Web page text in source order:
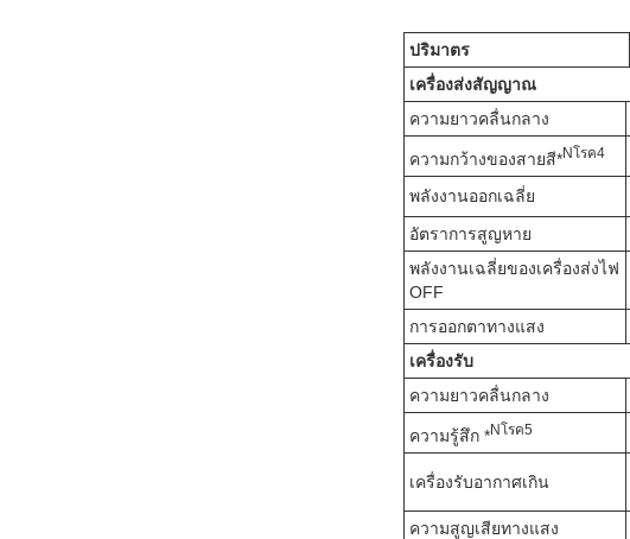
ปริมาตร
เครื่องส่งสัญญาณ
ความยาวคลื่นกลาง
ความกว้างของสายสี*Nโรค4
พลังงานออกเฉลี่ย
อัตราการสูญหาย
พลังงานเฉลี่ยของเครื่องส่งไฟ
OFF
การออกตาทางแสง
เครื่องรับ
ความยาวคลื่นกลาง
ความรู้สึก *Nโรค5
เครื่องรับอากาศเกิน
ความสูญเสียทางแสง